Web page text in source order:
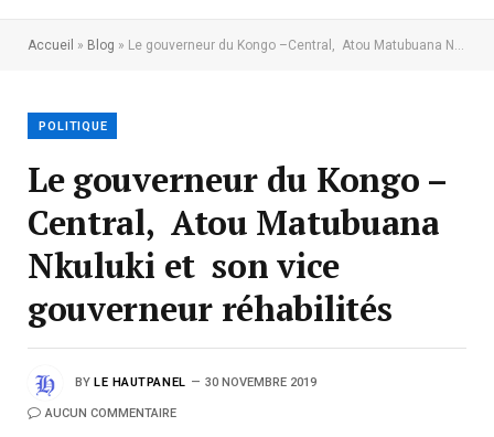
Accueil » Blog » Le gouverneur du Kongo –Central, Atou Matubuana Nkuluki et son vice gouverneur réhabilités
POLITIQUE
Le gouverneur du Kongo –
Central, Atou Matubuana
Nkuluki et son vice
gouverneur réhabilités
BY LE HAUTPANEL 30 NOVEMBRE 2019
AUCUN COMMENTAIRE